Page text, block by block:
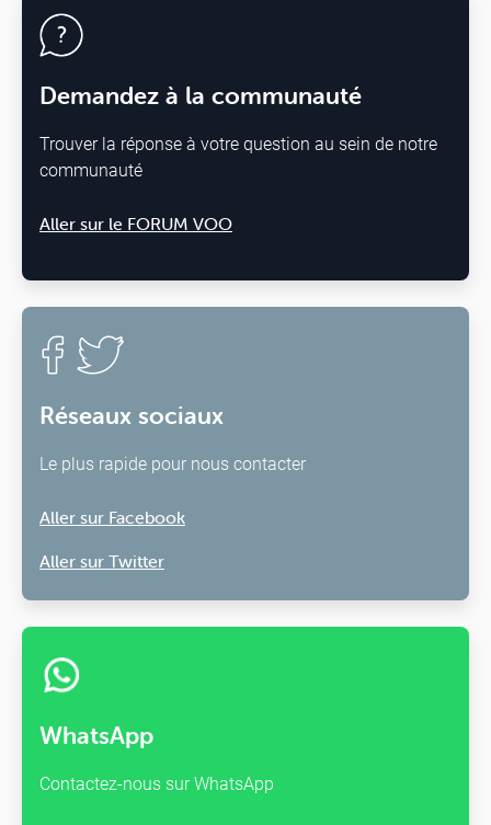
Demandez à la communauté
Trouver la réponse à votre question au sein de notre
communauté
Aller sur le FORUM VOO
Réseaux sociaux
Le plus rapide pour nous contacter
Aller sur Facebook
Aller sur Twitter
WhatsApp
Contactez-nous sur WhatsApp